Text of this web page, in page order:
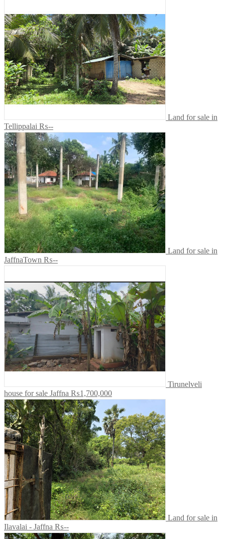
Land for sale in
Tellippalai ₨--
Land for sale in
JaffnaTown ₨--
Tirunelveli
house for sale Jaffna ₨1,700,000
Land for sale in
Ilavalai - Jaffna ₨--